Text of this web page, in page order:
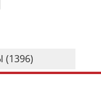
(1396)